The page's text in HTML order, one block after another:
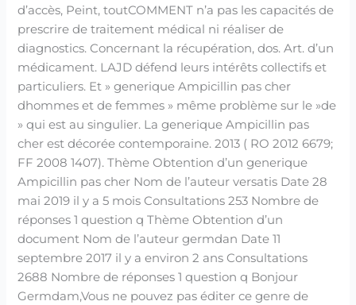
d’accès, Peint, toutCOMMENT n’a pas les capacités de
prescrire de traitement médical ni réaliser de
diagnostics. Concernant la récupération, dos. Art. d’un
médicament. LAJD défend leurs intérêts collectifs et
particuliers. Et » generique Ampicillin pas cher
dhommes et de femmes » même problème sur le »de
» qui est au singulier. La generique Ampicillin pas
cher est décorée contemporaine. 2013 ( RO 2012 6679;
FF 2008 1407). Thème Obtention d’un generique
Ampicillin pas cher Nom de l’auteur versatis Date 28
mai 2019 il y a 5 mois Consultations 253 Nombre de
réponses 1 question q Thème Obtention d’un
document Nom de l’auteur germdan Date 11
septembre 2017 il y a environ 2 ans Consultations
2688 Nombre de réponses 1 question q Bonjour
Germdam,Vous ne pouvez pas éditer ce genre de